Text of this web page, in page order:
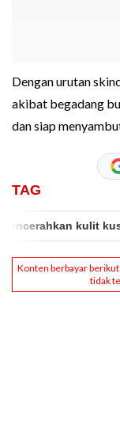
Dengan urutan
akibat begadang
dan siap
TAG
kulit kusam